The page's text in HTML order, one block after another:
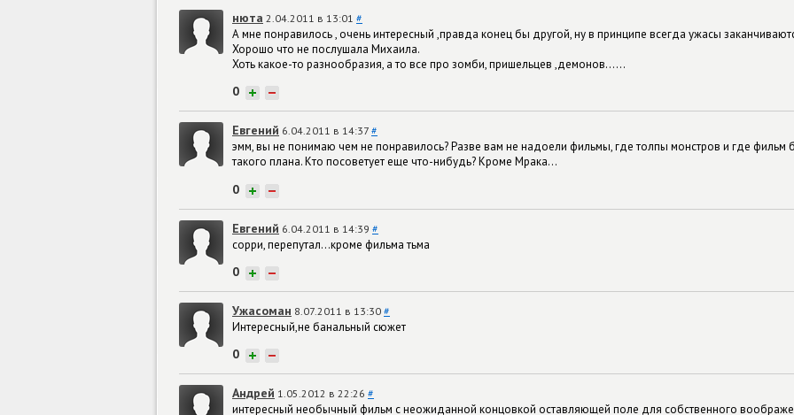
нюта 2.04.2011 в 13:01 #
А мне понравилось , очень интересный ,правда конец бы другой, ну в принципе всегда ужасы
Хорошо что не послушала Михаила.
Хоть какое-то разнообразия, а то все про зомби, пришельцев ,демонов......
0 + −
Евгений 6.04.2011 в 14:37 #
эмм, вы не понимаю чем не понравилось? Разве вам не надоели фильмы, где толпы монстров и где
такого плана. Кто посоветует еще что-нибудь? Кроме Мрака...
0 + −
Евгений 6.04.2011 в 14:39 #
сорри, перепутал...кроме фильма тьма
0 + −
Ужасоман 8.07.2011 в 13:30 #
Интересный,не банальный сюжет
0 + −
Андрей 1.05.2012 в 22:26 #
интересный необычный фильм с неожиданной концовкой оставляющей поле для собственного